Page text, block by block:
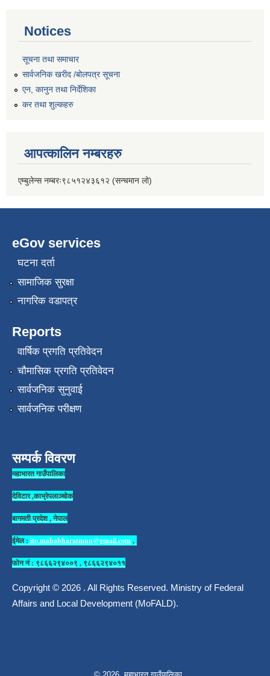
Notices
सूचना तथा समाचार
सार्वजनिक खरीद /बोलपत्र सूचना
एन, कानुन तथा निर्देशिका
कर तथा शुल्कहरु
आपत्कालिन नम्बरहरु
एम्बुलेन्स नम्बरः९८५१२४३६१२ (सन्चमान लो)
eGov services
घटना दर्ता
सामाजिक सुरक्षा
नागरिक वडापत्र
Reports
वार्षिक प्रगति प्रतिवेदन
चौमासिक प्रगति प्रतिवेदन
सार्वजनिक सुनुवाई
सार्वजनिक परीक्षण
सम्पर्क विवरण
महाभारत गाउँपालिका
देविटार ,काभ्रेपलाञ्चोक
बागमती प्रदेश , नेपाल
ईमेल : ito.mahabharatmun@gmail.com,
फोन नं : ९८६६२९४००९ , ९८६६२९४०११
Copyright © 2026 . All Rights Reserved. Ministry of Federal
Affairs and Local Development (MoFALD).